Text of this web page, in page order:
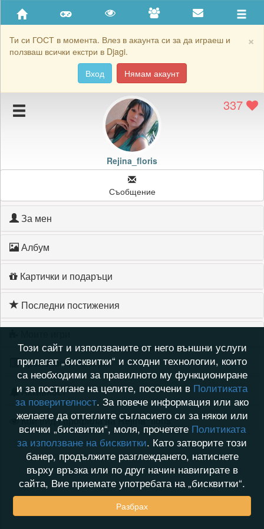
×
Ти си ГОСТ в момента. Влез в акаунта си за да играеш и
ползваш всички екстри в Djagi.
Вход
Нямам акаунт
Приятели
Хронология на игри
Подаръците на Rejina_floris
Картичките на Rejina_floris
Блокирай Rejina_floris
337
Rejina_floris
Съобщение
За мен
Албум
Картички и подаръци
Последни постижения
Хронология на игри
Активност
Кой видя профила на Rejina_floris
Този сайт и използваните от него външни услуги
прилагат „бисквитки“ и сходни технологии, които
са необходими за правилното му функциониране
и за постигане на целите, посочени в Политиката
за поверителност. За повече информация или ако
желаете да оттеглите съгласието си за някои или
всички „бисквитки“, моля, прочетете Политиката
за използване на бисквитки. Като затворите този
банер, продължите разглеждането, натиснете
върху връзка или по друг начин навигирате в
сайта, Вие приемате употребата на „бисквитки“.
Разбрах